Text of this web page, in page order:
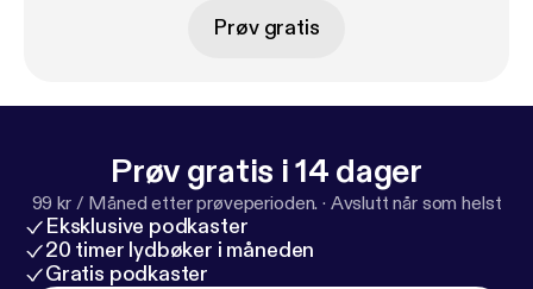
Prøv gratis
Prøv gratis i 14 dager
99 kr / Måned etter prøveperioden. · Avslutt når som helst
Eksklusive podkaster
20 timer lydbøker i måneden
Gratis podkaster